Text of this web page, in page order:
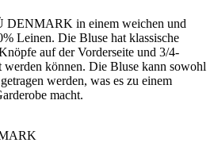
DENMARK in einem weichen und
Leinen. Die Bluse hat klassische
auf der Vorderseite und 3/4-
können. Die Bluse kann sowohl
werden, was es zu einem
macht.